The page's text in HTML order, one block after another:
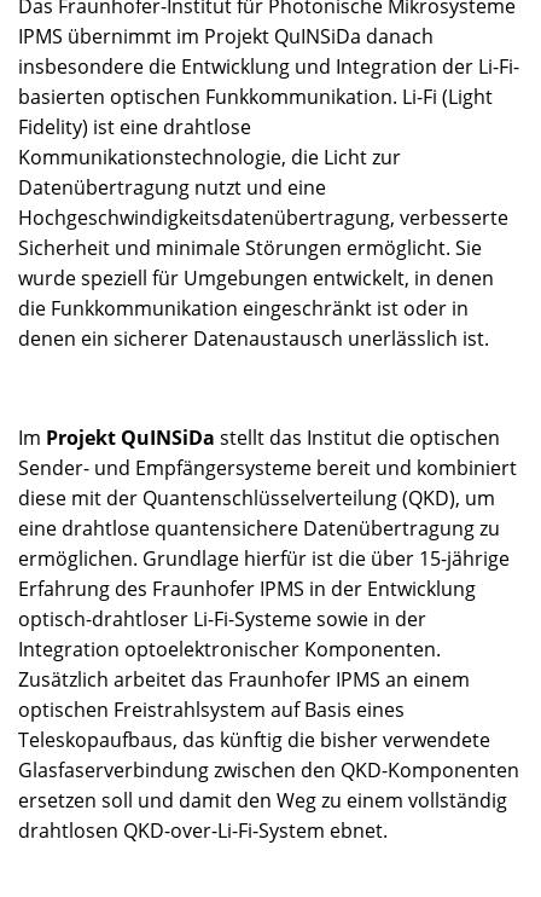
Das Fraunhofer-Institut für Photonische Mikrosysteme
IPMS übernimmt im Projekt QuINSiDa danach
insbesondere die Entwicklung und Integration der Li-Fi-
basierten optischen Funkkommunikation. Li-Fi (Light
Fidelity) ist eine drahtlose
Kommunikationstechnologie, die Licht zur
Datenübertragung nutzt und eine
Hochgeschwindigkeitsdatenübertragung, verbesserte
Sicherheit und minimale Störungen ermöglicht. Sie
wurde speziell für Umgebungen entwickelt, in denen
die Funkkommunikation eingeschränkt ist oder in
denen ein sicherer Datenaustausch unerlässlich ist.
Im Projekt QuINSiDa stellt das Institut die optischen
Sender- und Empfängersysteme bereit und kombiniert
diese mit der Quantenschlüsselverteilung (QKD), um
eine drahtlose quantensichere Datenübertragung zu
ermöglichen. Grundlage hierfür ist die über 15-jährige
Erfahrung des Fraunhofer IPMS in der Entwicklung
optisch-drahtloser Li-Fi-Systeme sowie in der
Integration optoelektronischer Komponenten.
Zusätzlich arbeitet das Fraunhofer IPMS an einem
optischen Freistrahlsystem auf Basis eines
Teleskopaufbaus, das künftig die bisher verwendete
Glasfaserverbindung zwischen den QKD-Komponenten
ersetzen soll und damit den Weg zu einem vollständig
drahtlosen QKD-over-Li-Fi-System ebnet.